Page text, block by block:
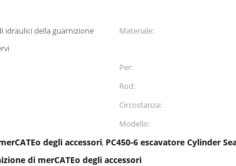
Materiale:
Per:
Rod:
Circostanza:
Modello:
degli accessori, PC450-6 escavatore Cylinder
di merCATEo degli accessori